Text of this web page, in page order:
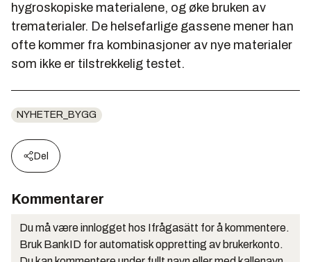
hygroskopiske materialene, og øke bruken av
trematerialer. De helsefarlige gassene mener han
ofte kommer fra kombinasjoner av nye materialer
som ikke er tilstrekkelig testet.
NYHETER_BYGG
Del
Kommentarer
Du må være innlogget hos Ifrågasätt for å kommentere.
Bruk BankID for automatisk oppretting av brukerkonto.